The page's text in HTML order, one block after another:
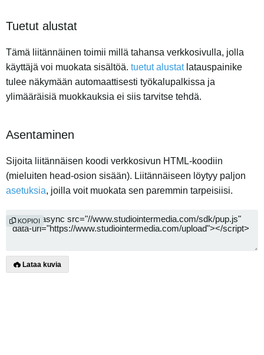
Tuetut alustat
Tämä liitännäinen toimii millä tahansa verkkosivulla, jolla
käyttäjä voi muokata sisältöä. tuetut alustatlatauspainike
tulee näkymään automaattisesti työkalupalkissa ja
ylimääräisiä muokkauksia ei siis tarvitse tehdä.
Asentaminen
Sijoita liitännäisen koodi verkkosivun HTML-koodiin
(mieluiten head-osion sisään). Liitännäiseen löytyy paljon
asetuksia, joilla voit muokata sen paremmin tarpeisiisi.
KOPIOI
Lataa kuvia